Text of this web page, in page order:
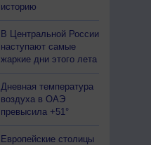
историю
В Центральной России
наступают самые
жаркие дни этого лета
Дневная температура
воздуха в ОАЭ
превысила +51°
Европейские столицы